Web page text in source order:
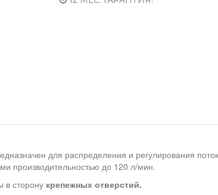
для распределения и регулирования
производительностью до 120 л/мин.
в сторону крепежных отверстий.